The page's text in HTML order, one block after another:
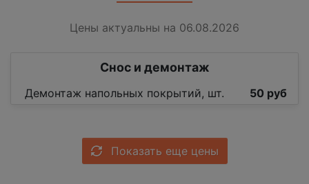
Цены актуальны на 06.08.2026
Снос и демонтаж
Демонтаж напольных покрытий, шт. 50 руб
Показать еще цены